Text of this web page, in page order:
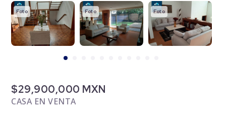
Foto Foto Foto
$29,900,000 MXN
CASA EN VENTA